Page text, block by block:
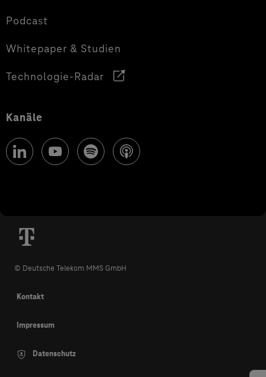
Podcast
Whitepaper & Studien
Technologie-Radar
Kanäle
© Deutsche Telekom MMS GmbH
Kontakt
Impressum
Datenschutz